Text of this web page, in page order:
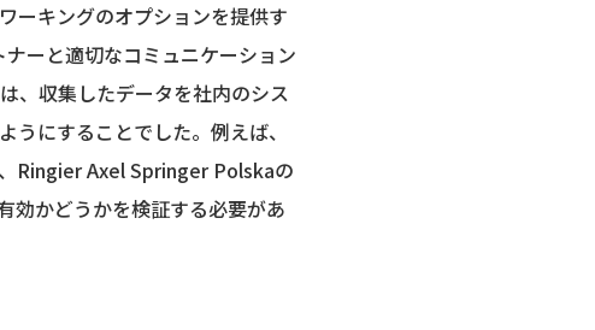
ーキングのオプションを提供す
ーと適切なコミュニケーション
、収集したデータを社内のシス
にすることでした。例えば、
Ringier Axel Springer Polskaの
効かどうかを検証する必要があ